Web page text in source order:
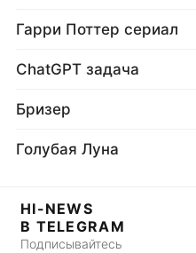
Гарри Поттер сериал
ChatGPT задача
Бризер
Голубая Луна
HI-NEWS
В TELEGRAM
Подписывайтесь